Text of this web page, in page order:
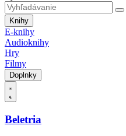
Knihy
E-knihy
Audioknihy
Hry
Filmy
Doplnky
Beletria